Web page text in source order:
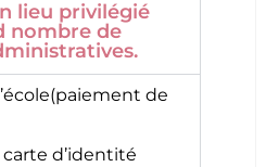
lieu privilégié
nombre de
de
d’identité